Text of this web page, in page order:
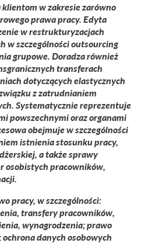
w zakresie zarówno
prawa pracy. Edyta
w restrukturyzacjach
w szczególności outsourcing
grupowe. Doradza również
transferach
dotyczących elastycznych
z zatrudnianiem
Systematycznie reprezentuje
powszechnymi oraz organami
obejmuje w szczególności
istnienia stosunku pracy,
a także sprawy
osobistych pracowników,
pracy, w szczególności:
transfery pracowników,
wynagrodzenia; prawo
ochrona danych osobowych